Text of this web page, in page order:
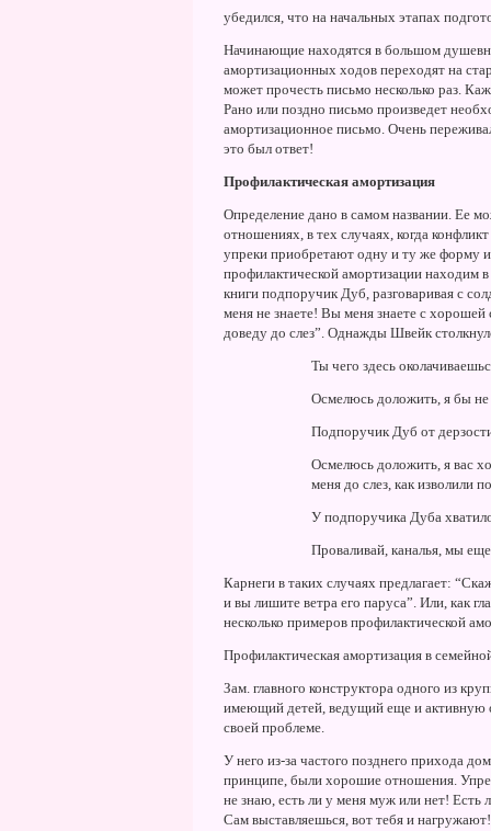
убедился, что на начальных этапах
Hачинающие находятся в большом
амортизационных ходов переходят на
может прочесть письмо несколько раз.
Рано или поздно письмо произведет
амортизационное письмо. Очень
это был ответ!
Профилактическая амортизация
Определение дано в самом названии. Ее
отношениях, в тех случаях, когда
упреки приобретают одну и ту же форму и
профилактической амортизации находим
книги подпоручик Дуб, разговаривая с
меня не знаете! Вы меня знаете с
доведу до слез”. Однажды Швейк
Ты чего здесь
Осмелюсь доложить, я бы не
Подпоручик Дуб от
Осмелюсь доложить, я вас
меня до слез, как изволили
У подпоручика Дуба
Проваливай, каналья, мы
Карнеги в таких случаях предлагает:
и вы лишите ветра его паруса”. Или, как
несколько примеров профилактической
Профилактическая амортизация в
Зам. главного конструктора одного из
имеющий детей, ведущий еще и активную
своей проблеме.
У него из-за частого позднего прихода
принципе, были хорошие отношения.
не знаю, есть ли у меня муж или нет!
Сам выставляешься, вот тебя и